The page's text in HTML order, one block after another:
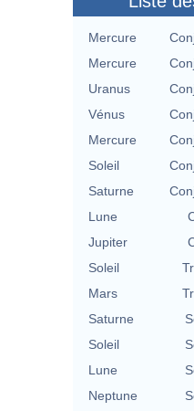
Mercure
Mercure
Uranus
Vénus
Mercure
Soleil
Saturne
Lune
Jupiter
Soleil
Mars
Saturne
Soleil
Lune
Neptune